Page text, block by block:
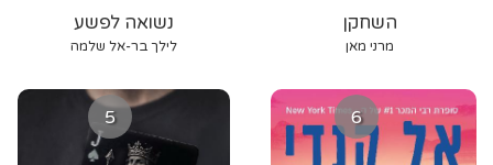
נשואה לפשע
לילך בר-אל שלמה
השחקן
מרני מאן
5 6